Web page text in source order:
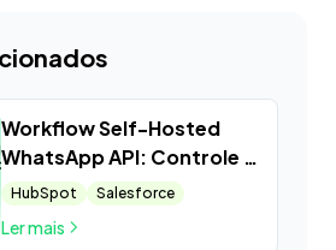
Workflow Self-Hosted
WhatsApp API: Controle e
Escalabilidade
HubSpot Salesforce
Ler mais